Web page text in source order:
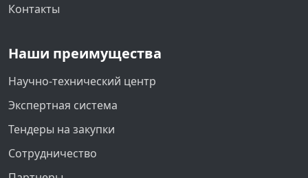
Контакты
Наши преимущества
Научно-технический центр
Экспертная система
Тендеры на закупки
Сотрудничество